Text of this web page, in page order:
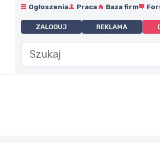
Ogłoszenia Praca Baza firm
ZALOGUJ REKLAMA